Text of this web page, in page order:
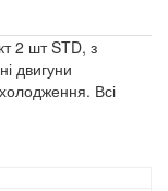
2 шт STD, з
двигуни
Всі